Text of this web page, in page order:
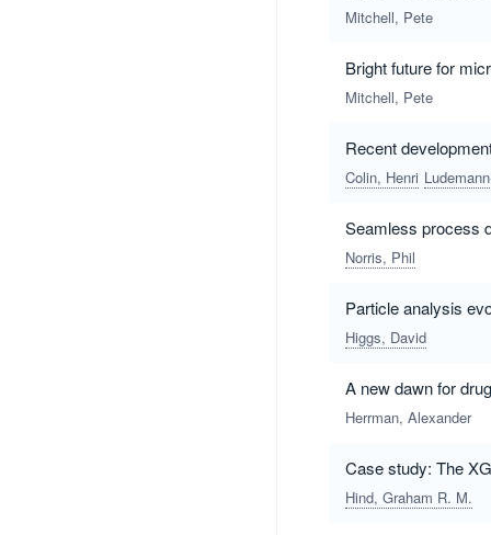
Mitchell, Pete
Bright future for
Mitchell, Pete
Recent
Colin, Henri
Seamless process
Norris, Phil
Particle analysis
Higgs, David
A new dawn for
Herrman, Alexander
Case study: The
Hind, Graham R. M.